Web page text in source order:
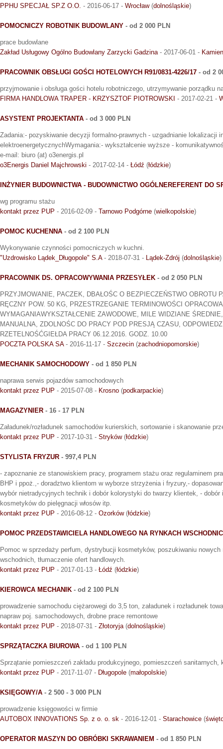
PPHU SPECJAŁ SP.Z O.O. - 2016-06-17 - Wrocław(dolnośląskie)
POMOCNICZY ROBOTNIK BUDOWLANY - od 2 000 PLN
prace budowlane
Zakład Usługowy Ogólno Budowlany Zarzycki Gadzina- 2017-06-01 -
PRACOWNIK OBSŁUGI GOŚCI HOTELOWYCH R91/0831-4226/17 - od 2
przyjmowanie i obsługa gości hotelu robotniczego, utrzymywanie porządku
FIRMA HANDLOWA TRAPER - KRZYSZTOF PIOTROWSKI - 2017-02-21 -
ASYSTENT PROJEKTANTA - od 3 000 PLN
Zadania:- pozyskiwanie decyzji formalno-prawnych - uzgadnianie lokalizacji
elektroenergetycznychWymagania:- wykształcenie wyższe -
e-mail: biuro (at) o3energis.pl
o3Energis Daniel Majchrowski - 2017-02-14 - Łódź (łódzkie)
INŻYNIER BUDOWNICTWA - BUDOWNICTWO OGÓLNEREFERENT DO
wg programu stażu
kontakt przez PUP - 2016-02-09 - Tarnowo Podgórne (wielkopolskie)
POMOC KUCHENNA - od 2 100 PLN
Wykonywanie czynności pomocniczych w kuchni.
"Uzdrowisko Lądek_Długopole" S.A- 2018-07-31 - Lądek-Zdrój (dolnośląskie)
PRACOWNIK DS. OPRACOWYWANIA PRZESYŁEK - od 2 050 PLN
PRZYJMOWANIE, PACZEK, DBAŁOŚC O BEZPIECZEŃSTWO OBROTU
RĘCZNY POW. 50 KG, PRZESTRZEGANIE TERMINOWOŚCI
WYMAGANIAWYKSZTAŁCENIE ZAWODOWE, MILE WIDZIANE
MANUALNA, ZDOLNOŚC DO PRACY POD PRESJĄ CZASU,
RZETELNOŚĆGIEŁDA PRACY 06.12.2016. GODZ. 10.00
POCZTA POLSKA SA- 2016-11-17 - Szczecin (zachodniopomorskie)
MECHANIK SAMOCHODOWY - od 1 850 PLN
naprawa serwis pojazdów samochodowych
kontakt przez PUP - 2015-07-08 - Krosno (podkarpackie)
MAGAZYNIER - 16 - 17 PLN
Załadunek/rozładunek samochodów kurierskich, sortowanie i skanowanie
kontakt przez PUP - 2017-10-31 - Stryków(łódzkie)
STYLISTA FRYZUR - 997,4 PLN
- zapoznanie ze stanowiskiem pracy, programem stażu oraz regulaminem
BHP i ppoż.,- doradztwo klientom w wyborze strzyżenia i fryzury,-
wybór nietradycyjnych technik i dobór kolorystyki do twarzy klientek, - dobór
kosmetyków do pielęgnacji włosów itp.
kontakt przez PUP - 2016-08-12 - Ozorków(łódzkie)
POMOC PRZEDSTAWICIELA HANDLOWEGO NA RYNKACH
Pomoc w sprzedaży perfum, dystrybucji kosmetyków, poszukiwaniu
wschodnich, tłumaczenie ofert handlowych.
kontakt przez PUP - 2017-01-13 - Łódź (łódzkie)
KIEROWCA MECHANIK - od 2 100 PLN
prowadzenie samochodu ciężarowegi do 3,5 ton, załadunek i rozładunek
napraw poj. samochodowych, drobne prace remontowe
kontakt przez PUP - 2018-07-31 - Złotoryja(dolnośląskie)
SPRZĄTACZKA BIUROWA - od 1 100 PLN
Sprzątanie pomieszczeń zakładu produkcyjnego, pomieszczeń sanitarnych,
kontakt przez PUP - 2017-11-07 - Długopole (małopolskie)
KSIĘGOWY/A - 2 500 - 3 000 PLN
prowadzenie księgowości w firmie
AUTOBOX INNOVATIONS Sp. z o. o. sk - 2016-12-01 - Starachowice (
OPERATOR MASZYN DO OBRÓBKI SKRAWANIEM - od 1 850 PLN